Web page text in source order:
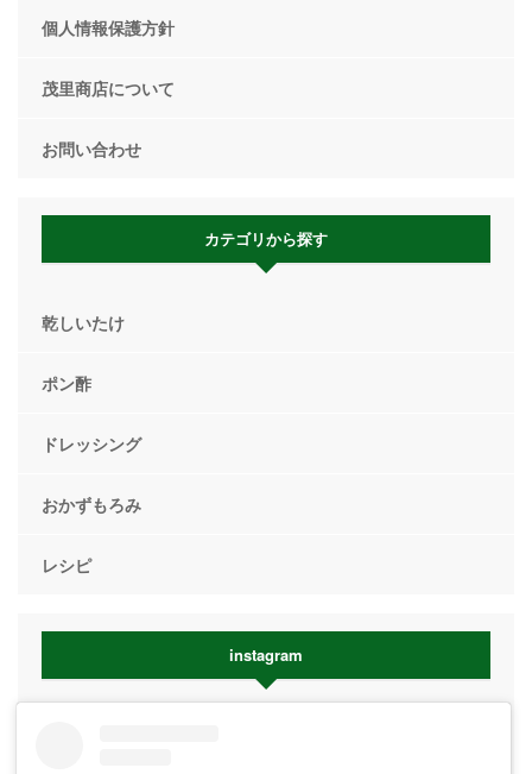
個人情報保護方針
茂里商店について
お問い合わせ
カテゴリから探す
乾しいたけ
ポン酢
ドレッシング
おかずもろみ
レシピ
instagram